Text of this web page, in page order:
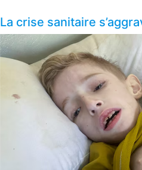
La crise sanitaire